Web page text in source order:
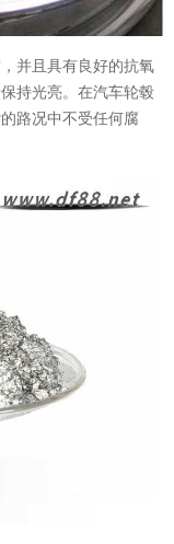
并且具有良好的抗氧
持光亮。在汽车轮毂
路况中不受任何腐